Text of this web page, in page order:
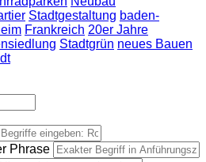
Stadtgestaltung baden-
Frankreich 20er Jahre
Stadtgrün neues Bauen
Phrase